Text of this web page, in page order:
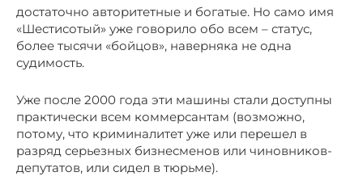
достаточно авторитетные и богатые. Но само имя
«Шестисотый» уже говорило обо всем – статус,
более тысячи «бойцов», наверняка не одна
судимость.
Уже после 2000 года эти машины стали доступны
практически всем коммерсантам (возможно,
потому, что криминалитет уже или перешел в
разряд серьезных бизнесменов или чиновников-
депутатов, или сидел в тюрьме).